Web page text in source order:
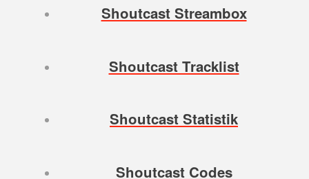
Shoutcast Streambox
Shoutcast Tracklist
Shoutcast Statistik
Shoutcast Codes